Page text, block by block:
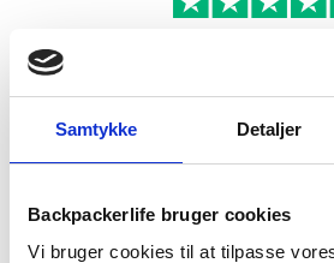
Samtykke Detaljer
Backpackerlife bruger cookies
Vi bruger cookies til at tilpasse
BESKRIVELSE
BRAND